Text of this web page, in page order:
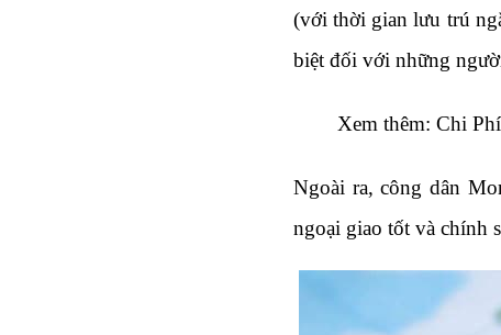
(với thời gian lưu trú
biệt đối với những
Xem thêm: Chi
Ngoài ra, công dân
ngoại giao tốt và chính